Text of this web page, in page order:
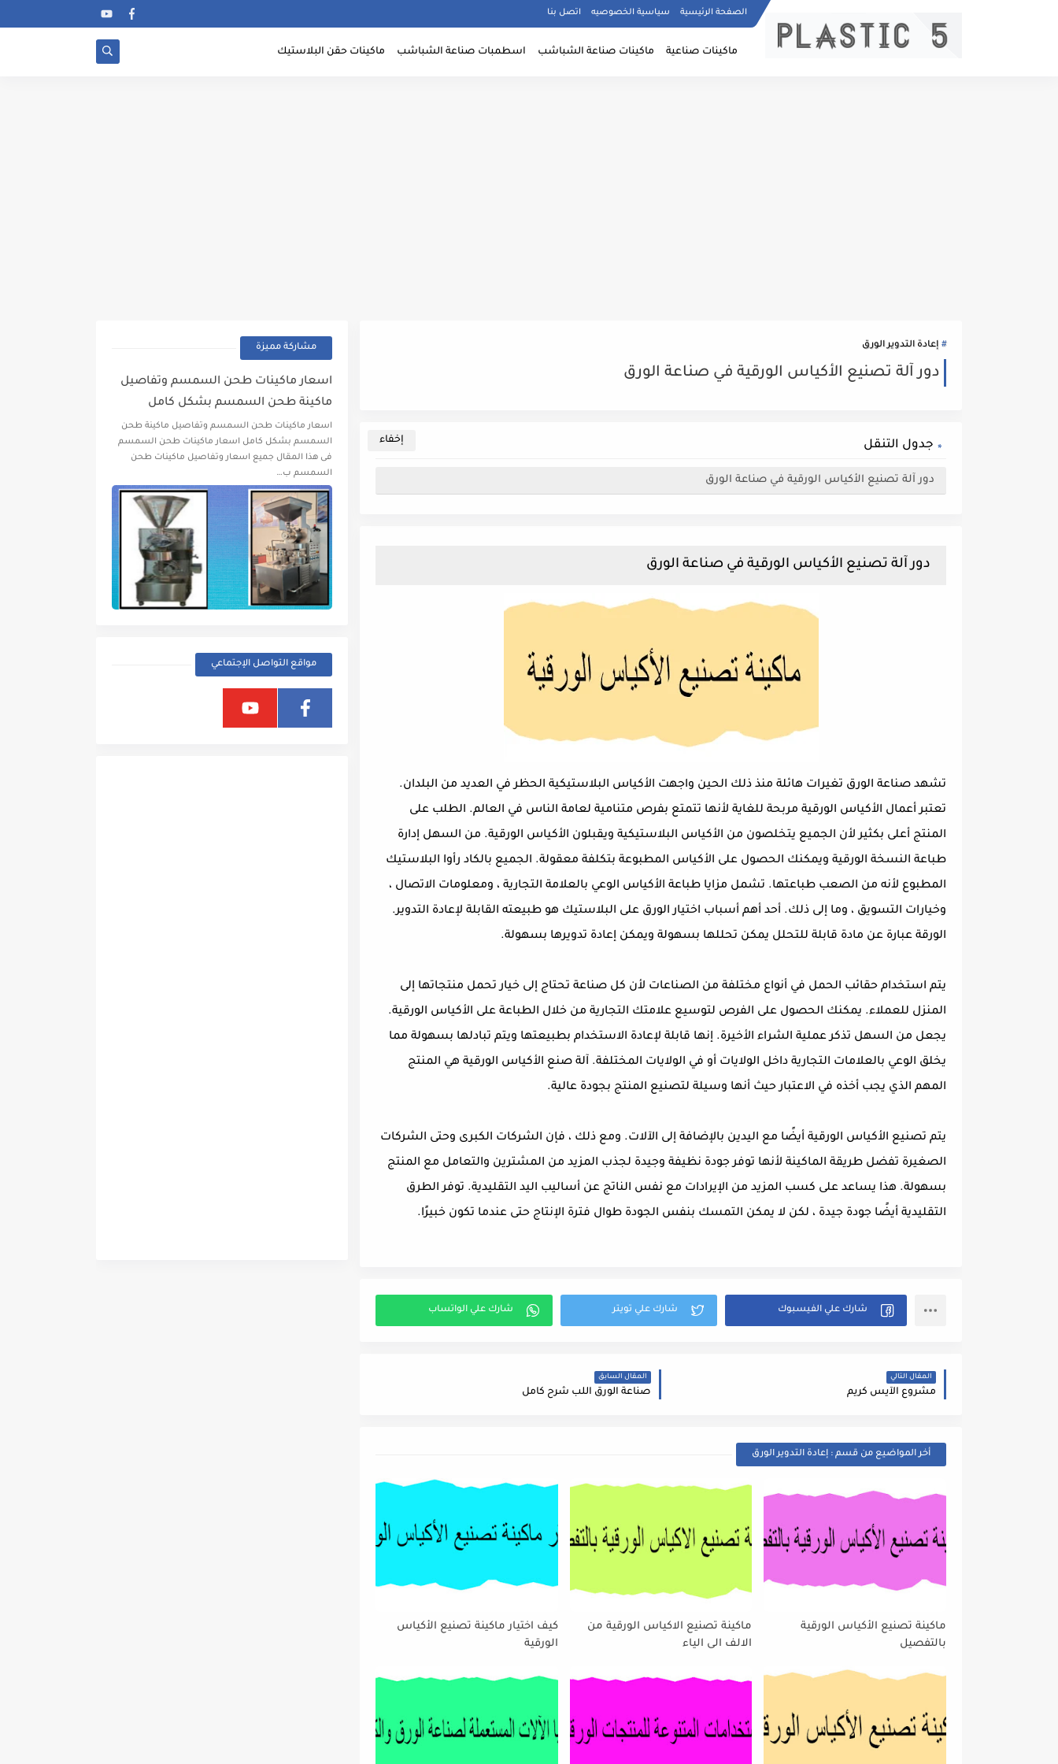
الصفحة الرئيسية سياسية الخصوصيه اتصل بنا
ماكينات صناعية ماكينات صناعة الشباشب اسطمبات صناعة الشباشب ماكينات حقن البلاستيك
إعادة التدوير الورق
دور آلة تصنيع الأكياس الورقية في صناعة الورق
جدول التنقل
دور آلة تصنيع الأكياس الورقية في صناعة الورق
دور آلة تصنيع الأكياس الورقية في صناعة الورق
تشهد صناعة الورق تغيرات هائلة منذ ذلك الحين واجهت الأكياس البلاستيكية الحظر في العديد من البلدان.
تعتبر أعمال الأكياس الورقية مربحة للغاية لأنها تتمتع بفرص متنامية لعامة الناس في العالم. الطلب على
المنتج أعلى بكثير لأن الجميع يتخلصون من الأكياس البلاستيكية ويقبلون الأكياس الورقية. من السهل إدارة
طباعة النسخة الورقية ويمكنك الحصول على الأكياس المطبوعة بتكلفة معقولة. الجميع بالكاد رأوا البلاستيك
المطبوع لأنه من الصعب طباعتها. تشمل مزايا طباعة الأكياس الوعي بالعلامة التجارية ، ومعلومات الاتصال ،
وخيارات التسويق ، وما إلى ذلك. أحد أهم أسباب اختيار الورق على البلاستيك هو طبيعته القابلة لإعادة التدوير.
الورقة عبارة عن مادة قابلة للتحلل يمكن تحللها بسهولة ويمكن إعادة تدويرها بسهولة.
يتم استخدام حقائب الحمل في أنواع مختلفة من الصناعات لأن كل صناعة تحتاج إلى خيار تحمل منتجاتها إلى
المنزل للعملاء. يمكنك الحصول على الفرص لتوسيع علامتك التجارية من خلال الطباعة على الأكياس الورقية.
يجعل من السهل تذكر عملية الشراء الأخيرة. إنها قابلة لإعادة الاستخدام بطبيعتها ويتم تبادلها بسهولة مما
يخلق الوعي بالعلامات التجارية داخل الولايات أو في الولايات المختلفة. آلة صنع الأكياس الورقية هي المنتج
المهم الذي يجب أخذه في الاعتبار حيث أنها وسيلة لتصنيع المنتج بجودة عالية.
يتم تصنيع الأكياس الورقية أيضًا مع اليدين بالإضافة إلى الآلات. ومع ذلك ، فإن الشركات الكبرى وحتى الشركات
الصغيرة تفضل طريقة الماكينة لأنها توفر جودة نظيفة وجيدة لجذب المزيد من المشترين والتعامل مع المنتج
بسهولة. هذا يساعد على كسب المزيد من الإيرادات مع نفس الناتج عن أساليب اليد التقليدية. توفر الطرق
التقليدية أيضًا جودة جيدة ، لكن لا يمكن التمسك بنفس الجودة طوال فترة الإنتاج حتى عندما تكون خبيرًا.
المقال التالي
مشروع الآيس كريم
المقال السابق
صناعة الورق اللب شرح كامل
أخر المواضيع من قسم : إعادة التدوير الورق
ماكينة تصنيع الأكياس الورقية
بالتفصيل
ماكينة تصنيع الاكياس الورقية من
الالف الى الياء
كيف اختيار ماكينة تصنيع الأكياس
الورقية
مشاركة مميزة
اسعار ماكينات طحن السمسم وتفاصيل
ماكينة طحن السمسم بشكل كامل
اسعار ماكينات طحن السمسم وتفاصيل ماكينة طحن
السمسم بشكل كامل اسعار ماكينات طحن السمسم
فى هذا المقال جميع اسعار وتفاصيل ماكينات طحن
السمسم ب…
مواقع التواصل الإجتماعي